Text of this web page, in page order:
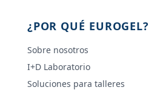
¿POR QUÉ EUROGEL?
Sobre nosotros
I+D Laboratorio
Soluciones para talleres